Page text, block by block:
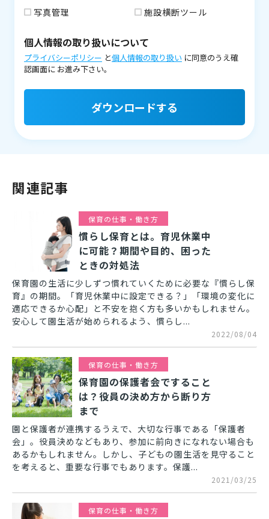
写真管理
施設横断ツール
個人情報の取り扱いについて
プライバシーポリシー と個人情報の取り扱い に同意のうえ確
認画面に お進み下さい。
ダウンロードする
関連記事
保育の仕事・働き方
慣らし保育とは。育児休業中
に可能？期間や目的、困った
ときの対処法
保育園の生活に少しずつ慣れていくために必要な『慣らし保
育』の期間。「育児休業中に設定できる？」「環境の変化に
適応できるか心配」と不安を抱く方も多いかもしれません。
安心して園生活が始められるよう、慣らし...
2022/08/04
保育の仕事・働き方
保育園の保護者会ですること
は？役員の決め方から断り方
まで
園と保護者が連携するうえで、大切な行事である「保護者
会」。役員決めなどもあり、参加に前向きになれない場合も
あるかもしれません。しかし、子どもの園生活を見守ること
を考えると、重要な行事でもあります。保護...
2021/03/25
保育の仕事・働き方